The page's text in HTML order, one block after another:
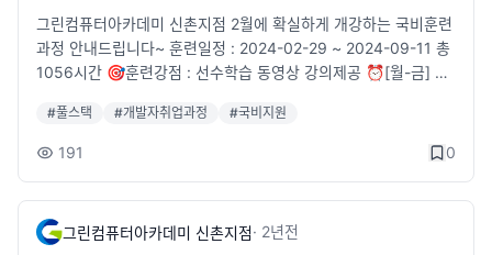
그린컴퓨터아카데미 신촌지점 2월에 확실하게 개강하는 국비훈련
과정 안내드립니다~ 훈련일정 : 2024-02-29 ~ 2024-09-11 총
1056시간 🎯훈련강점 : 선수학습 동영상 강의제공 ⏰[월-금] 0
로젝트 취업과정 👩🏻🏫실무 경력 전문강사진 👨👩👦👦참여 대
상자 : 프로그램을 처음접하시는분 📕시중교재 무상제공 💶특별
111 🐥카카오톡 채널 : http://pf.kakao.com/_tVjTxj 🐥신청 페
이지 : https://sinchon.greenart.co.kr/servicecenter/online_
#풀스택 #개발자취업과정 #국비지원
191 0
그린컴퓨터아카데미 신촌지점· 2년전